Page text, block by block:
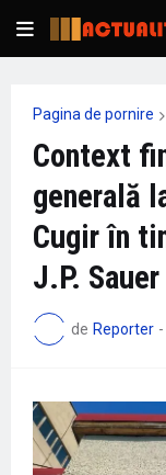
Pagina de pornire
Context
generală
Cugir în
J.P.
de Reporter -